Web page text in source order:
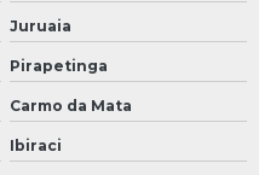
Juruaia
Pirapetinga
Carmo da Mata
Ibiraci